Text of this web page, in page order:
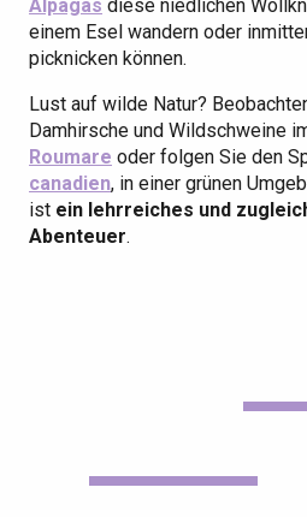
Alpagas diese niedlichen
einem Esel wandern oder
picknicken können.
Lust auf wilde Natur?
Damhirsche und Wildschweine
Roumare oder folgen Sie den
canadien, in einer grünen
ist ein lehrreiches und
Abenteuer.